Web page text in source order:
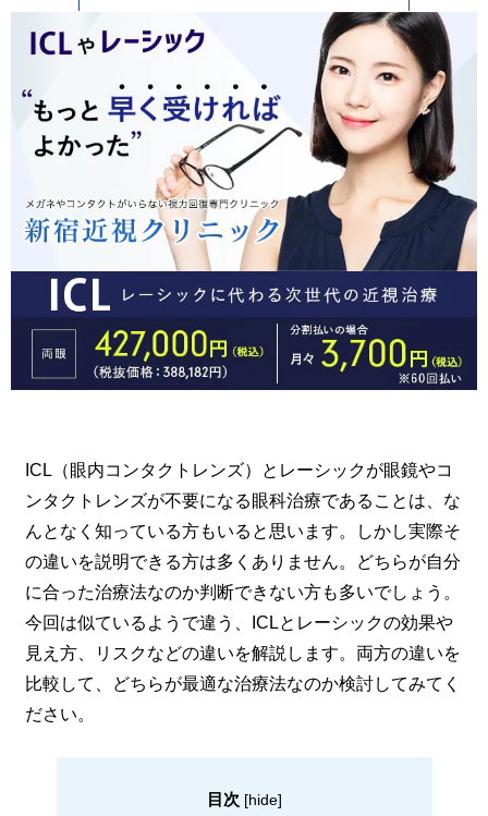
ICL（眼内コンタクトレンズ）とレーシックが眼鏡やコ
ンタクトレンズが不要になる眼科治療であることは、な
んとなく知っている方もいると思います。しかし実際そ
の違いを説明できる方は多くありません。どちらが自分
に合った治療法なのか判断できない方も多いでしょう。
今回は似ているようで違う、ICLとレーシックの効果や
見え方、リスクなどの違いを解説します。両方の違いを
比較して、どちらが最適な治療法なのか検討してみてく
ださい。
目次 [hide]